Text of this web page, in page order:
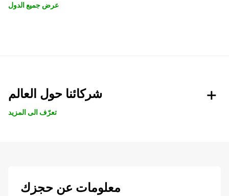
عرض جميع الدول
شركائنا حول العالم
تعرّف الى المزيد
معلومات عن حجزك